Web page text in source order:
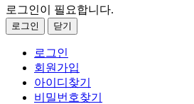
로그인이 필요합니다.
로그인 닫기
로그인
회원가입
아이디찾기
비밀번호찾기